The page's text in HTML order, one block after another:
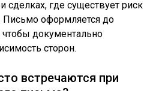
сделках, где существует риск
Письмо оформляется до
чтобы документально
сторон.
встречаются при